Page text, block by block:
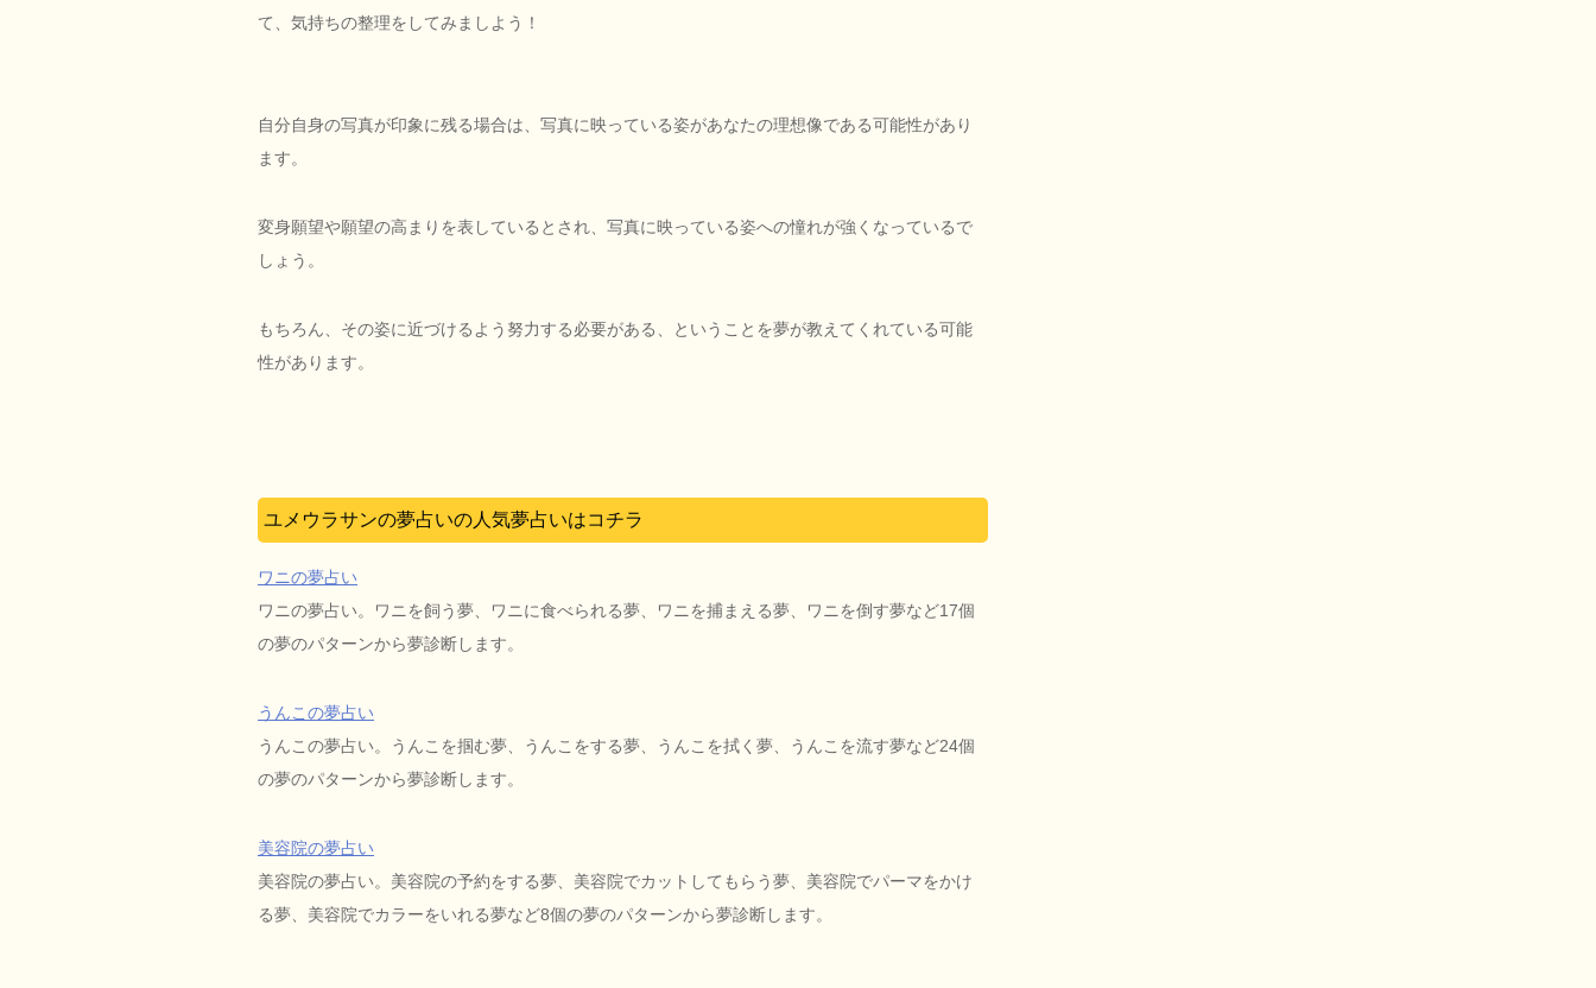
て、気持ちの整理をしてみましよう！
自分自身の写真が印象に残る場合は、写真に映っている姿があなたの理想像である可能性があり
ます。
変身願望や願望の高まりを表しているとされ、写真に映っている姿への憧れが強くなっているで
しょう。
もちろん、その姿に近づけるよう努力する必要がある、ということを夢が教えてくれている可能
性があります。
ユメウラサンの夢占いの人気夢占いはコチラ
ワニの夢占い
ワニの夢占い。ワニを飼う夢、ワニに食べられる夢、ワニを捕まえる夢、ワニを倒す夢など17個
の夢のパターンから夢診断します。
うんこの夢占い
うんこの夢占い。うんこを掴む夢、うんこをする夢、うんこを拭く夢、うんこを流す夢など24個
の夢のパターンから夢診断します。
美容院の夢占い
美容院の夢占い。美容院の予約をする夢、美容院でカットしてもらう夢、美容院でパーマをかけ
る夢、美容院でカラーをいれる夢など8個の夢のパターンから夢診断します。